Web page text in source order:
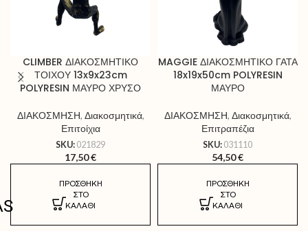
CLIMBER ΔΙΑΚΟΣΜΗΤΙΚΟ
ΤΟΙΧΟΥ 13x9x23cm
POLYRESIN ΜΑΥΡΟ ΧΡΥΣΟ
ΔΙΑΚΟΣΜΗΣΗ, Διακοσμητικά,
Επιτοίχια
SKU: 021829
17,50€
ΠΡΟΣΘΉΚΗ
ΣΤΟ
ΚΑΛΆΘΙ
MAGGIE ΔΙΑΚΟΣΜΗΤΙΚΟ ΓΑΤΑ
18x19x50cm POLYRESIN
ΜΑΥΡΟ
ΔΙΑΚΟΣΜΗΣΗ, Διακοσμητικά,
Επιτραπέζια
SKU: 031110
54,50€
ΠΡΟΣΘΉΚΗ
ΣΤΟ
ΚΑΛΆΘΙ